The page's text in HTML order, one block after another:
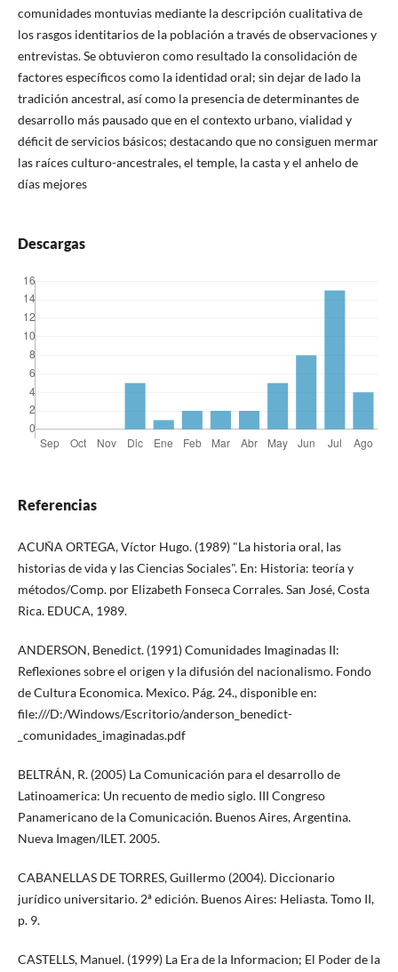
comunidades montuvias mediante la descripción cualitativa de
los rasgos identitarios de la población a través de observaciones y
entrevistas. Se obtuvieron como resultado la consolidación de
factores específicos como la identidad oral; sin dejar de lado la
tradición ancestral, así como la presencia de determinantes de
desarrollo más pausado que en el contexto urbano, vialidad y
déficit de servicios básicos; destacando que no consiguen mermar
las raíces culturo-ancestrales, el temple, la casta y el anhelo de
días mejores
Descargas
Referencias
ACUÑA ORTEGA, Víctor Hugo. (1989) "La historia oral, las
historias de vida y las Ciencias Sociales". En: Historia: teoría y
métodos/Comp. por Elizabeth Fonseca Corrales. San José, Costa
Rica. EDUCA, 1989.
ANDERSON, Benedict. (1991) Comunidades Imaginadas II:
Reflexiones sobre el origen y la difusión del nacionalismo. Fondo
de Cultura Economica. Mexico. Pág. 24., disponible en:
file:///D:/Windows/Escritorio/anderson_benedict-
_comunidades_imaginadas.pdf
BELTRÁN, R. (2005) La Comunicación para el desarrollo de
Latinoamerica: Un recuento de medio siglo. III Congreso
Panamericano de la Comunicación. Buenos Aires, Argentina.
Nueva Imagen/ILET. 2005.
CABANELLAS DE TORRES, Guillermo (2004). Diccionario
jurídico universitario. 2ª edición. Buenos Aires: Heliasta. Tomo II,
p. 9.
CASTELLS, Manuel. (1999) La Era de la Informacion; El Poder de la